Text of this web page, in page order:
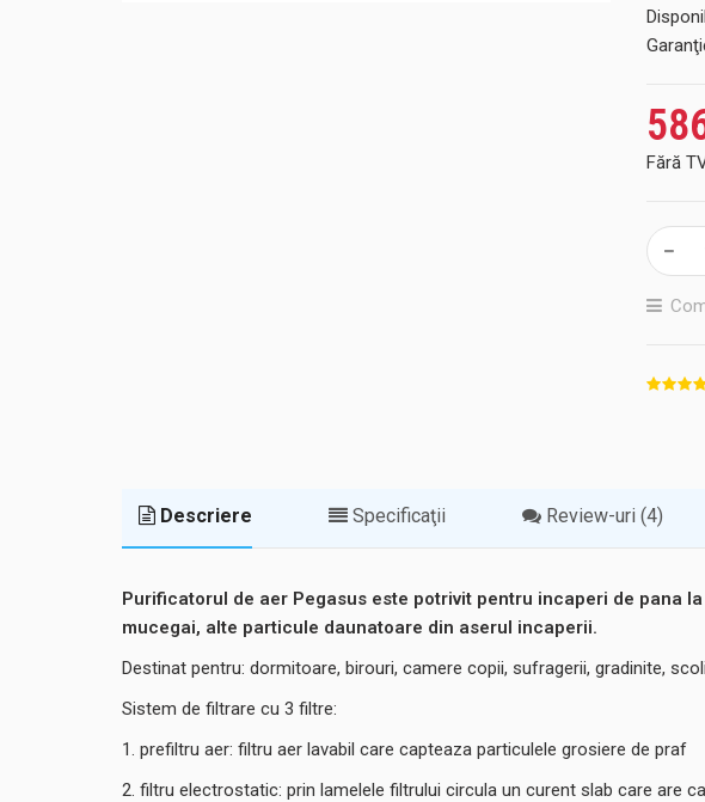
Fără
Descriere Specificaţii Review-uri (4)
Purificatorul de aer Pegasus este potrivit pentru incaperi de pana
mucegai, alte particule daunatoare din aserul incaperii.
Destinat pentru: dormitoare, birouri, camere copii, sufragerii, gradinite,
Sistem de filtrare cu 3 filtre:
1. prefiltru aer: filtru aer lavabil care capteaza particulele grosiere de praf
2. filtru electrostatic: prin lamelele filtrului circula un curent slab care are